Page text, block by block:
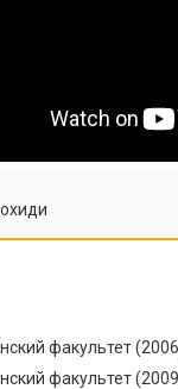
факультет
факультет